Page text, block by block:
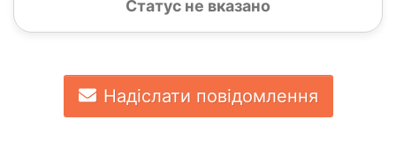
Статус не вказано
Надіслати повідомлення